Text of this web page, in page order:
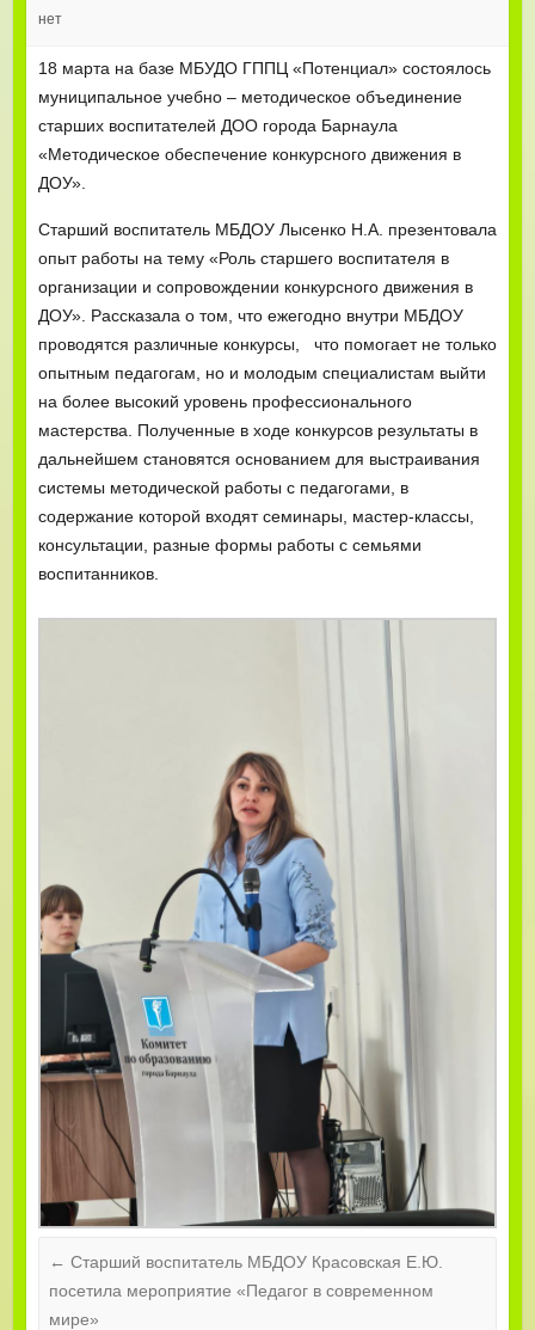
нет
18 марта на базе МБУДО ГППЦ «Потенциал» состоялось
муниципальное учебно – методическое объединение
старших воспитателей ДОО города Барнаула
«Методическое обеспечение конкурсного движения в
ДОУ».
Старший воспитатель МБДОУ Лысенко Н.А. презентовала
опыт работы на тему «Роль старшего воспитателя в
организации и сопровождении конкурсного движения в
ДОУ». Рассказала о том, что ежегодно внутри МБДОУ
проводятся различные конкурсы, что помогает не только
опытным педагогам, но и молодым специалистам выйти
на более высокий уровень профессионального
мастерства. Полученные в ходе конкурсов результаты в
дальнейшем становятся основанием для выстраивания
системы методической работы с педагогами, в
содержание которой входят семинары, мастер-классы,
консультации, разные формы работы с семьями
воспитанников.
← Старший воспитатель МБДОУ Красовская Е.Ю.
посетила мероприятие «Педагог в современном
мире»